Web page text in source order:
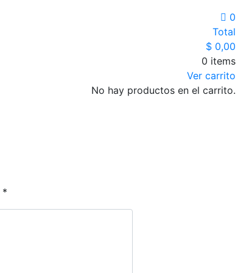
0
Total
$ 0,00
0 items
Ver carrito
No hay productos en el carrito.
*